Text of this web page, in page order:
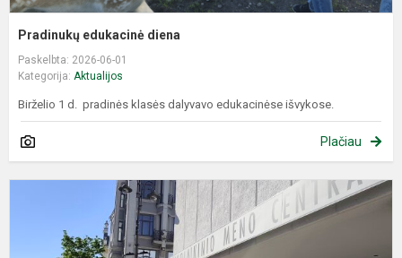
Pradinukų edukacinė diena
Paskelbta: 2026-06-01
Kategorija: Aktualijos
Birželio 1 d. pradinės klasės dalyvavo edukacinėse išvykose.
Plačiau